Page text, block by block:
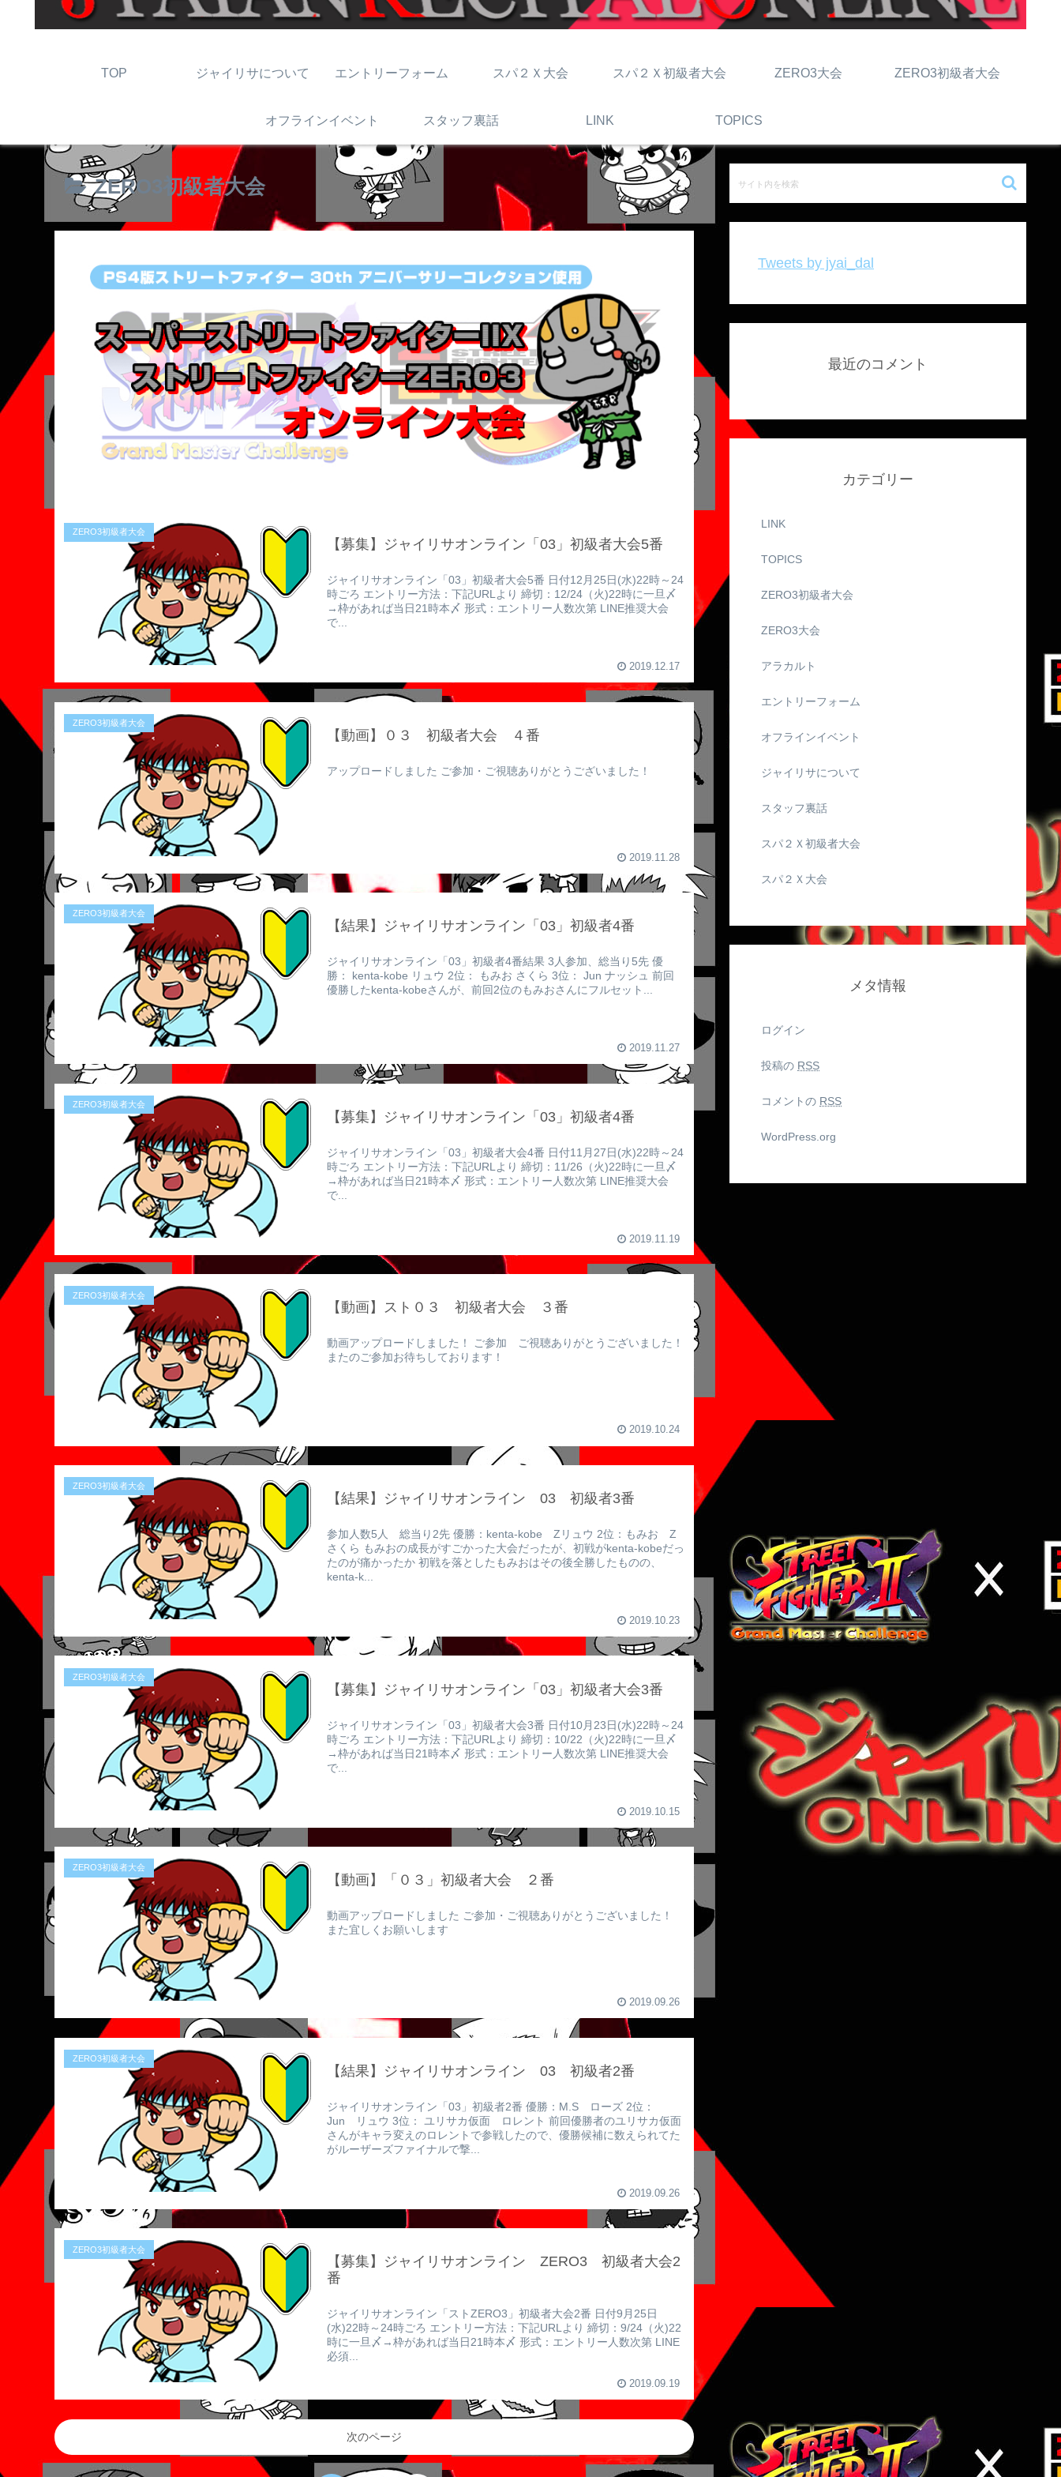
TOP ジャイリサについて エントリーフォーム スパ２Ｘ大会 スパ２Ｘ初級者大会 ZERO3大会 ZERO3初級者大会
オフラインイベント スタッフ裏話 LINK TOPICS
ZERO3初級者大会
ZERO3初級者大会
【募集】ジャイリサオンライン「03」初級者大会5番
ジャイリサオンライン「03」初級者大会5番 日付12月25日(水)22時～24
時ごろ エントリー方法：下記URLより 締切：12/24（火)22時に一旦〆
→枠があれば当日21時本〆 形式：エントリー人数次第 LINE推奨大会
で...
2019.12.17
ZERO3初級者大会
【動画】０３ 初級者大会 ４番
アップロードしました ご参加・ご視聴ありがとうございました！
2019.11.28
ZERO3初級者大会
【結果】ジャイリサオンライン「03」初級者4番
ジャイリサオンライン「03」初級者4番結果 3人参加、総当り5先 優
勝： kenta-kobe リュウ 2位： もみお さくら 3位： Jun ナッシュ 前回
優勝したkenta-kobeさんが、前回2位のもみおさんにフルセット...
2019.11.27
ZERO3初級者大会
【募集】ジャイリサオンライン「03」初級者4番
ジャイリサオンライン「03」初級者大会4番 日付11月27日(水)22時～24
時ごろ エントリー方法：下記URLより 締切：11/26（火)22時に一旦〆
→枠があれば当日21時本〆 形式：エントリー人数次第 LINE推奨大会
で...
2019.11.19
ZERO3初級者大会
【動画】スト０３ 初級者大会 ３番
動画アップロードしました！ ご参加 ご視聴ありがとうございました！
またのご参加お待ちしております！
2019.10.24
ZERO3初級者大会
【結果】ジャイリサオンライン 03 初級者3番
参加人数5人 総当り2先 優勝：kenta-kobe Zリュウ 2位：もみお Z
さくら もみおの成長がすごかった大会だったが、初戦がkenta-kobeだっ
たのが痛かったか 初戦を落としたもみおはその後全勝したものの、
kenta-k...
2019.10.23
ZERO3初級者大会
【募集】ジャイリサオンライン「03」初級者大会3番
ジャイリサオンライン「03」初級者大会3番 日付10月23日(水)22時～24
時ごろ エントリー方法：下記URLより 締切：10/22（火)22時に一旦〆
→枠があれば当日21時本〆 形式：エントリー人数次第 LINE推奨大会
で...
2019.10.15
ZERO3初級者大会
【動画】「０３」初級者大会 ２番
動画アップロードしました ご参加・ご視聴ありがとうございました！
また宜しくお願いします
2019.09.26
ZERO3初級者大会
【結果】ジャイリサオンライン 03 初級者2番
ジャイリサオンライン「03」初級者2番 優勝：M.S ローズ 2位：
Jun リュウ 3位： ユリサカ仮面 ロレント 前回優勝者のユリサカ仮面
さんがキャラ変えのロレントで参戦したので、優勝候補に数えられてた
がルーザーズファイナルで撃...
2019.09.26
ZERO3初級者大会
【募集】ジャイリサオンライン ZERO3 初級者大会2
番
ジャイリサオンライン「ストZERO3」初級者大会2番 日付9月25日
(水)22時～24時ごろ エントリー方法：下記URLより 締切：9/24（火)22
時に一旦〆→枠があれば当日21時本〆 形式：エントリー人数次第 LINE
必須...
2019.09.19
次のページ
Tweets by jyai_dal
最近のコメント
カテゴリー
LINK
TOPICS
ZERO3初級者大会
ZERO3大会
アラカルト
エントリーフォーム
オフラインイベント
ジャイリサについて
スタッフ裏話
スパ２Ｘ初級者大会
スパ２Ｘ大会
メタ情報
ログイン
投稿の RSS
コメントの RSS
WordPress.org